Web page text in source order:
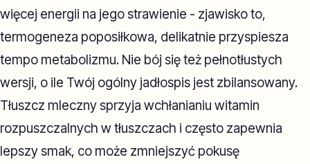
więcej energii na jego strawienie - zjawisko to,
termogeneza poposiłkowa, delikatnie przyspiesza
tempo metabolizmu. Nie bój się też pełnotłustych
wersji, o ile Twój ogólny jadłospis jest zbilansowany.
Tłuszcz mleczny sprzyja wchłanianiu witamin
rozpuszczalnych w tłuszczach i często zapewnia
lepszy smak, co może zmniejszyć pokusę